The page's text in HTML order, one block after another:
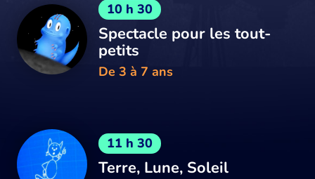
10 h 30
Spectacle pour les tout-
petits
De 3 à 7 ans
11 h 30
Terre, Lune, Soleil